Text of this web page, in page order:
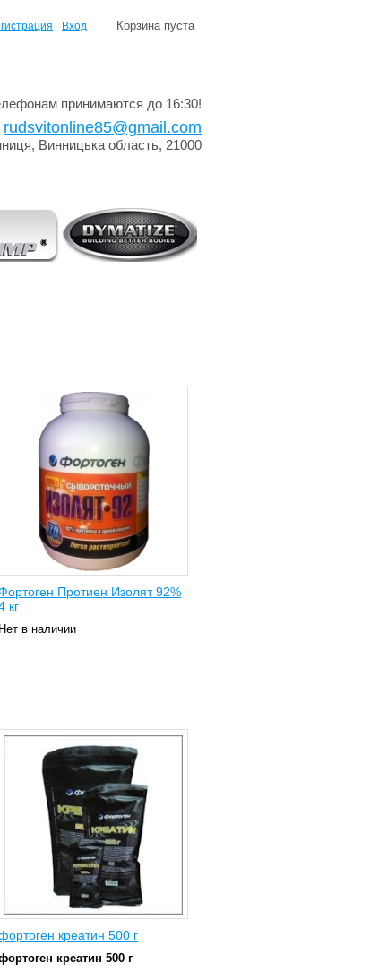
Корзина пуста
Вход
принимаются до 16:30!
rudsvitonline85@gmail.com
Винницька область, 21000
Протиен Изолят 92%
кг
Нет в наличии
креатин 500 г
креатин 500 г